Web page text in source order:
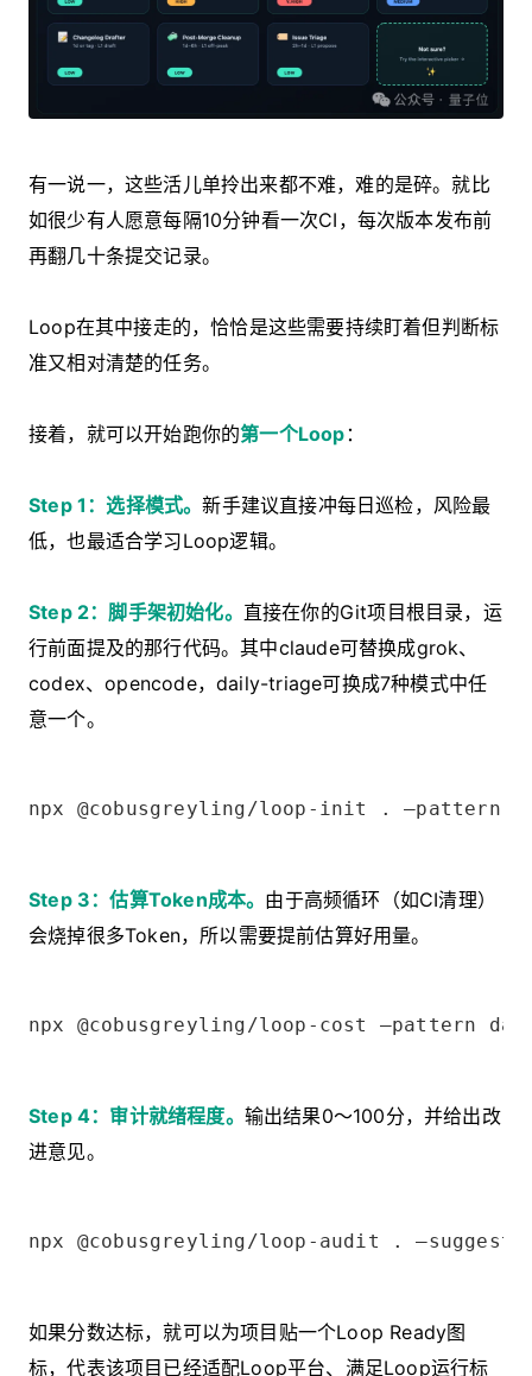
有一说一，这些活儿单拎出来都不难，难的是碎。就比
如很少有人愿意每隔10分钟看一次CI，每次版本发布前
再翻几十条提交记录。
Loop在其中接走的，恰恰是这些需要持续盯着但判断标
准又相对清楚的任务。
接着，就可以开始跑你的第一个Loop ：
Step 1：选择模式。新手建议直接冲每日巡检，风险最
低，也最适合学习Loop逻辑。
Step 2：脚手架初始化。 直接在你的Git项目根目录，运
行前面提及的那行代码。其中claude可替换成grok、
codex、opencode，daily-triage可换成7种模式中任
意一个。
npx @cobusgreyling/loop-init . —pattern
Step 3：估算Token成本。 由于高频循环（如CI清理）
会烧掉很多Token，所以需要提前估算好用量。
npx @cobusgreyling/loop-cost —pattern
Step 4：审计就绪程度。 输出结果0～100分，并给出改
进意见。
npx @cobusgreyling/loop-audit . —suggest
如果分数达标，就可以为项目贴一个Loop Ready图
标，代表该项目已经适配Loop平台、满足Loop运行标